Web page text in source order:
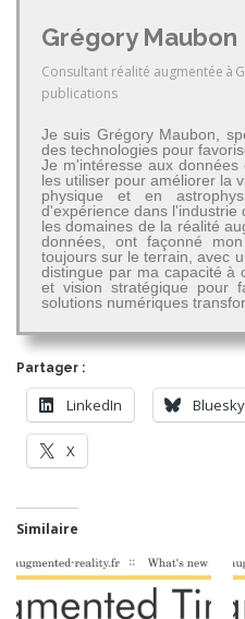
Grégory Maubon
Consultant réalité augmentée à
publications
Je suis Grégory Maubon,
des technologies pour
Je m'intéresse aux données
les utiliser pour améliorer la
physique et en
d'expérience dans l'industrie
les domaines de la réalité
données, ont façonné
toujours sur le terrain, avec
distingue par ma capacité à
et vision stratégique pour
solutions numériques
Partager :
LinkedIn Bluesky
X
Similaire